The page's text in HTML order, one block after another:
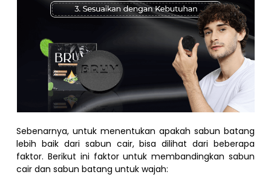
Sebenarnya, untuk menentukan apakah sabun batang
lebih baik dari sabun cair, bisa dilihat dari beberapa
faktor. Berikut ini faktor untuk membandingkan sabun
cair dan sabun batang untuk wajah: